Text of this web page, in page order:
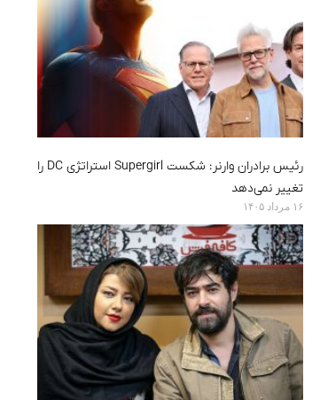
رئیس برادران وارنر: شکست Supergirl استراتژی DC را
تغییر نمی‌دهد
۱۶ مرداد ۱۴۰۵